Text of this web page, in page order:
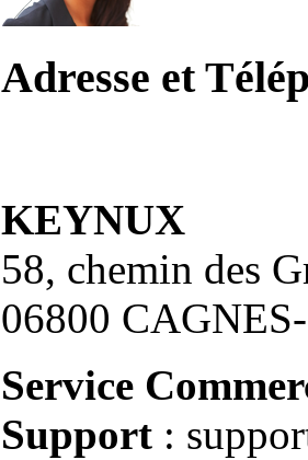
Adresse et
KEYNUX
58, chemin des
06800
Service
Support :